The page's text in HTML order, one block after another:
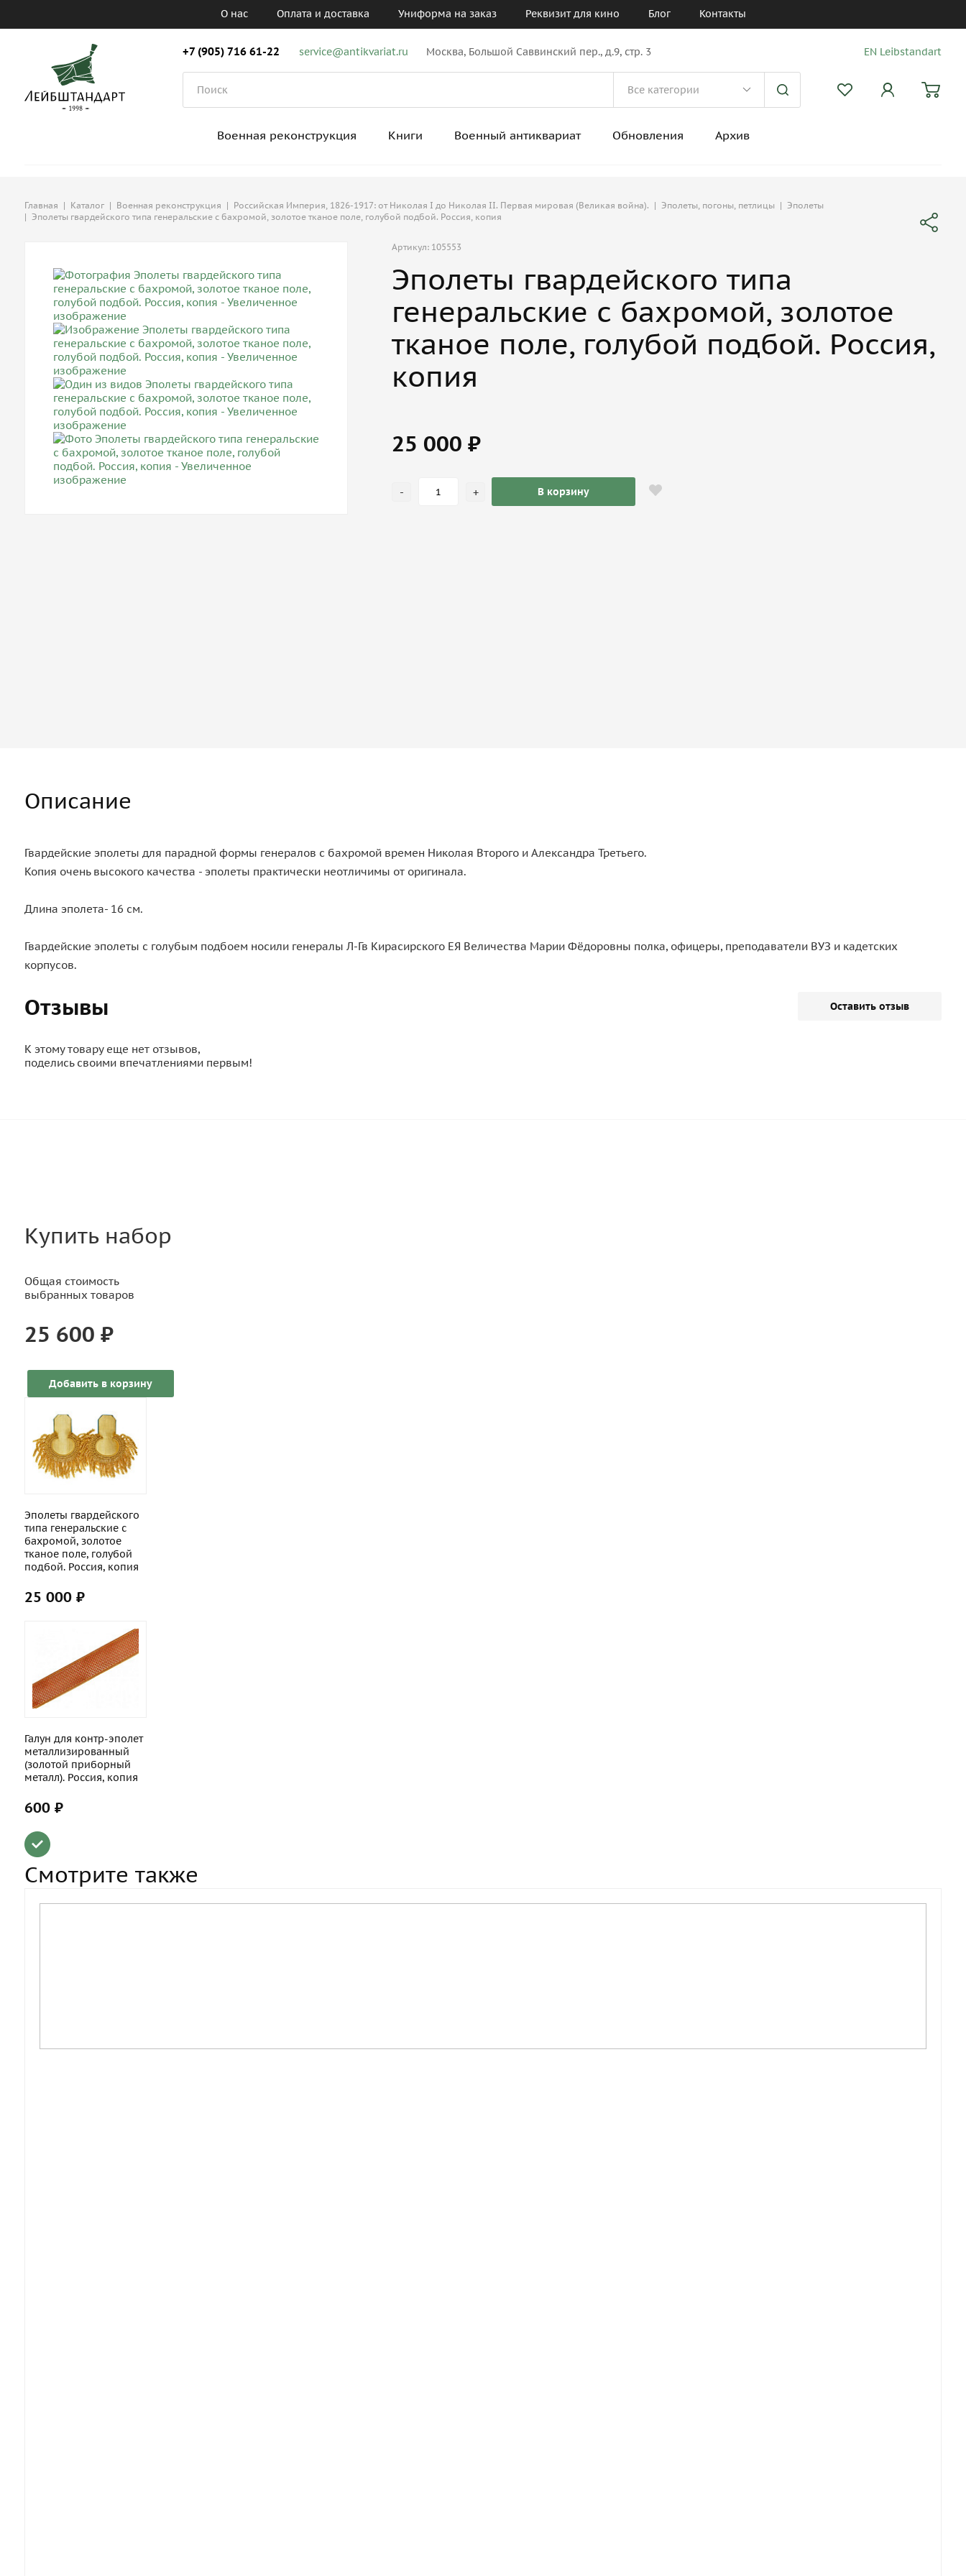
О нас Оплата и доставка Униформа на заказ Реквизит для кино Блог Контакты
+7 (905) 716 61-22 service@antikvariat.ru Москва, Большой Саввинский пер., д.9, стр. 3 EN Leibstandart
Военная реконструкция Книги Военный антиквариат Обновления Архив
Главная | Каталог | Военная реконструкция | Российская Империя, 1826-1917: от Николая I до Николая II. Первая мировая (Великая война). | Эполеты, погоны, петлицы | Эполеты
| Эполеты гвардейского типа генеральские с бахромой, золотое тканое поле, голубой подбой. Россия, копия
Артикул: 105553
Эполеты гвардейского типа
генеральские с бахромой, золотое
тканое поле, голубой подбой. Россия,
копия
25 000 ₽
- + В корзину
Описание
Гвардейские эполеты для парадной формы генералов с бахромой времен Николая Второго и Александра Третьего.
Копия очень высокого качества - эполеты практически неотличимы от оригинала.
Длина эполета- 16 см.
Гвардейские эполеты с голубым подбоем носили генералы Л-Гв Кирасирского ЕЯ Величества Марии Фёдоровны полка, офицеры, преподаватели ВУЗ и кадетских
корпусов.
Отзывы Оставить отзыв
К этому товару еще нет отзывов,
поделись своими впечатлениями первым!
Купить набор
Общая стоимость
выбранных товаров
25 600 ₽
Добавить в корзину
Эполеты гвардейского
типа генеральские с
бахромой, золотое
тканое поле, голубой
подбой. Россия, копия
25 000 ₽
Галун для контр-эполет
металлизированный
(золотой приборный
металл). Россия, копия
600 ₽
Смотрите также